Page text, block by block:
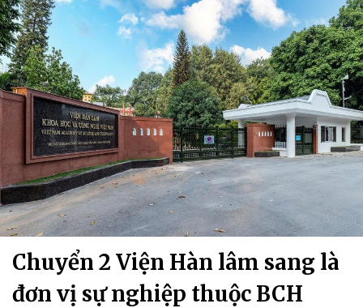
Chuyển 2 Viện Hàn lâm sang là
đơn vị sự nghiệp thuộc BCH